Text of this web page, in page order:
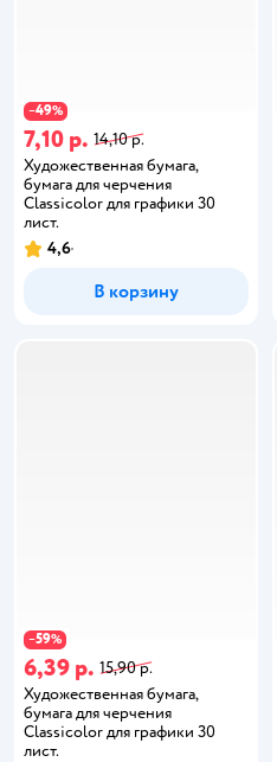
−49%
7,10 р. 14,10 р.
Художественная бумага,
бумага для черчения
Classicolor для графики 30
лист.
4,6
В корзину
−59%
6,39 р. 15,90 р.
Художественная бумага,
бумага для черчения
Classicolor для графики 30
лист.